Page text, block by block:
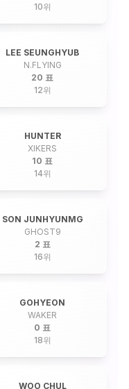
10위
LEE SEUNGHYUB
N.FLYING
20 표
12위
HUNTER
XIKERS
10 표
14위
SON JUNHYUNMG
GHOST9
2 표
16위
GOHYEON
WAKER
0 표
18위
WOO CHUL